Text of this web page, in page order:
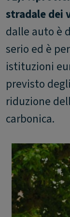
stradale dei
dalle auto è
serio ed è
istituzioni
previsto
riduzione
carbonica.